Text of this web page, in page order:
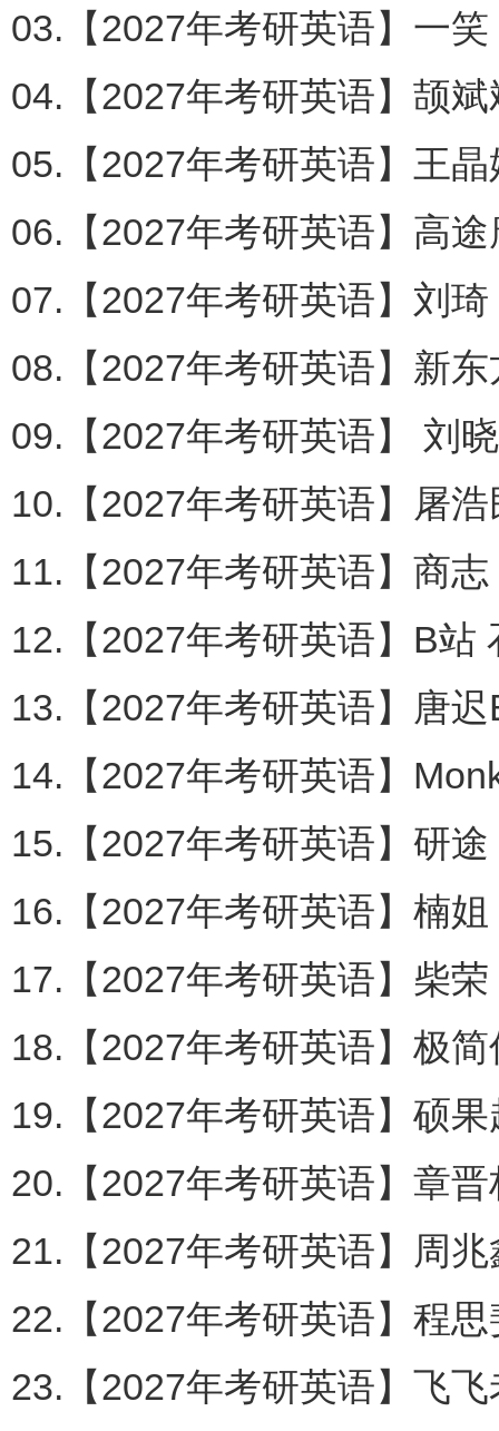
03.【2027年考研英语】一笑
04.【2027年考研英语】颉斌
05.【2027年考研英语】王晶
06.【2027年考研英语】高途
07.【2027年考研英语】刘琦
08.【2027年考研英语】新
09.【2027年考研英语】 刘
10.【2027年考研英语】屠浩
11.【2027年考研英语】商志
12.【2027年考研英语】B站
13.【2027年考研英语】唐迟
14.【2027年考研英语】
15.【2027年考研英语】研
16.【2027年考研英语】楠姐
17.【2027年考研英语】柴荣
18.【2027年考研英语】极
19.【2027年考研英语】硕果
20.【2027年考研英语】章晋
21.【2027年考研英语】周兆
22.【2027年考研英语】程思
23.【2027年考研英语】飞飞